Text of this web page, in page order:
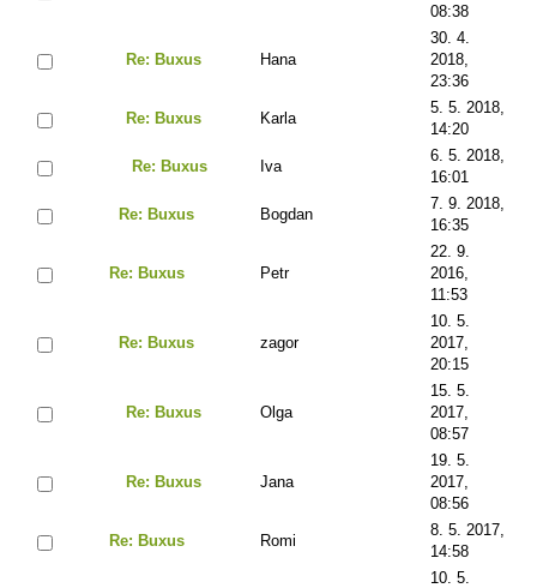
08:38
Re: Buxus Hana
30. 4.
2018,
23:36
Re: Buxus Karla
5. 5. 2018,
14:20
Re: Buxus Iva
6. 5. 2018,
16:01
Re: Buxus Bogdan
7. 9. 2018,
16:35
Re: Buxus Petr
22. 9.
2016,
11:53
Re: Buxus zagor
10. 5.
2017,
20:15
Re: Buxus Olga
15. 5.
2017,
08:57
Re: Buxus Jana
19. 5.
2017,
08:56
Re: Buxus Romi
8. 5. 2017,
14:58
10. 5.